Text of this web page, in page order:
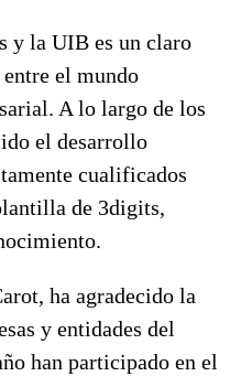
y la UIB es un claro
el mundo
A lo largo de los
el desarrollo
cualificados
de 3digits,
ha agradecido la
y entidades del
han participado en el